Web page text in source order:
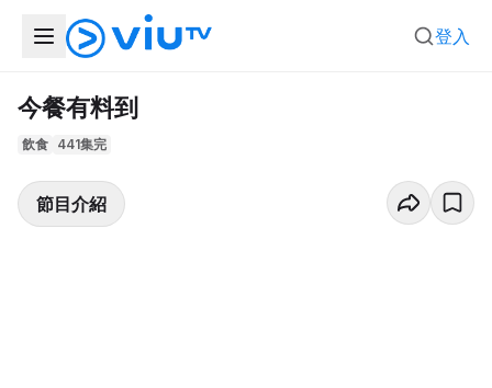
登入
今餐有料到
飲食 441集完
節目介紹